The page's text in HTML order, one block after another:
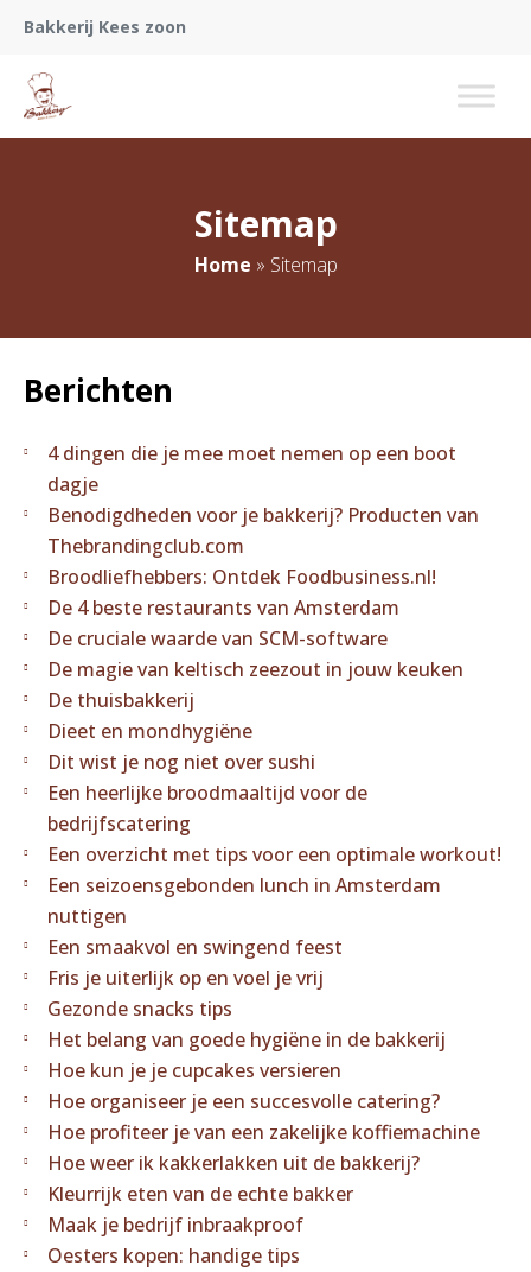
Bakkerij Kees zoon
Sitemap
Home » Sitemap
Berichten
4 dingen die je mee moet nemen op een boot
dagje
Benodigdheden voor je bakkerij? Producten van
Thebrandingclub.com
Broodliefhebbers: Ontdek Foodbusiness.nl!
De 4 beste restaurants van Amsterdam
De cruciale waarde van SCM-software
De magie van keltisch zeezout in jouw keuken
De thuisbakkerij
Dieet en mondhygiëne
Dit wist je nog niet over sushi
Een heerlijke broodmaaltijd voor de
bedrijfscatering
Een overzicht met tips voor een optimale workout!
Een seizoensgebonden lunch in Amsterdam
nuttigen
Een smaakvol en swingend feest
Fris je uiterlijk op en voel je vrij
Gezonde snacks tips
Het belang van goede hygiëne in de bakkerij
Hoe kun je je cupcakes versieren
Hoe organiseer je een succesvolle catering?
Hoe profiteer je van een zakelijke koffiemachine
Hoe weer ik kakkerlakken uit de bakkerij?
Kleurrijk eten van de echte bakker
Maak je bedrijf inbraakproof
Oesters kopen: handige tips